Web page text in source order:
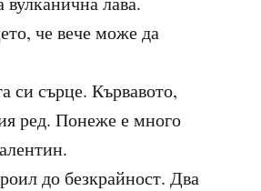
че вече може да
си сърце. Кървавото,
ред. Понеже е много
до безкрайност. Два